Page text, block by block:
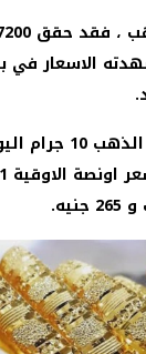
، فقد حقق 37200
الاسعارفي